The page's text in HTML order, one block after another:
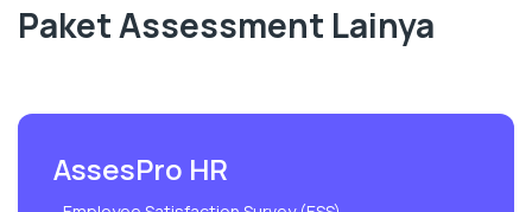
Paket Assessment Lainya
AssesPro HR